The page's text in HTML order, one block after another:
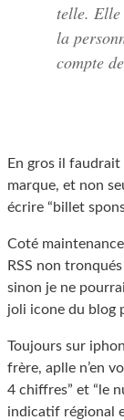
telle. Elle
la
compte
En gros il
marque, et non
écrire “billet
Coté
RSS non
sinon je ne
joli icone du blog
Toujours sur
frère, aplle n’en
4 chiffres” et “le
indicatif régional